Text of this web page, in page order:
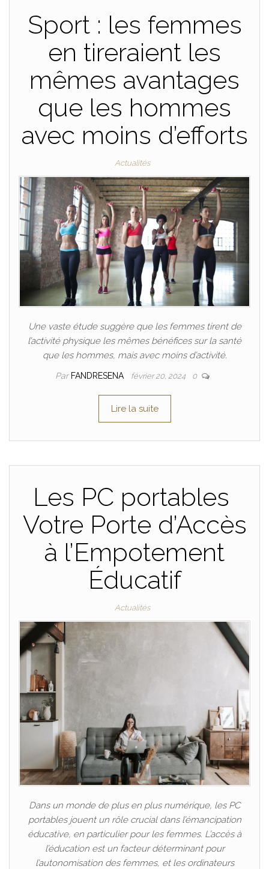
Sport : les femmes
en tireraient les
mêmes avantages
que les hommes
avec moins d’efforts
Actualités
Une vaste étude suggère que les femmes tirent de
l’activité physique les mêmes bénéfices sur la santé
que les hommes, mais avec moins d’activité.
Par FANDRESENA février 20, 2024 0
Lire la suite
Les PC portables
Votre Porte d’Accès
à l’Empotement
Éducatif
Actualités
Dans un monde de plus en plus numérique, les PC
portables jouent un rôle crucial dans l’émancipation
éducative, en particulier pour les femmes. L’accès à
l’éducation est un facteur déterminant pour
l’autonomisation des femmes, et les ordinateurs